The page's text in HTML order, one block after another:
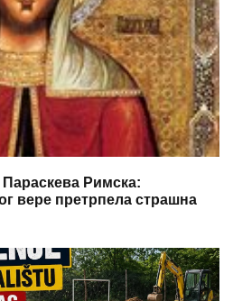
Римска:
вере претрпела страшна